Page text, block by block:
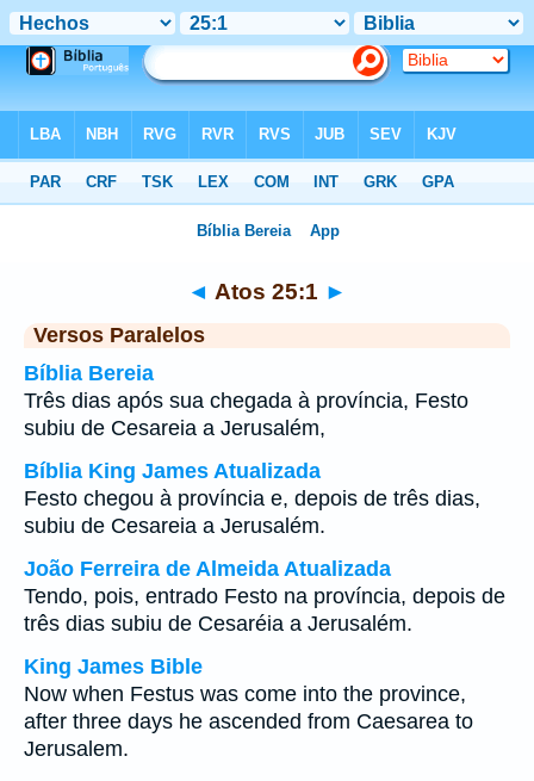
◄ Atos 25:1 ►
Versos Paralelos
Bíblia Bereia
Três dias após sua chegada à província, Festo
subiu de Cesareia a Jerusalém,
Bíblia King James Atualizada
Festo chegou à província e, depois de três dias,
subiu de Cesareia a Jerusalém.
João Ferreira de Almeida Atualizada
Tendo, pois, entrado Festo na província, depois de
três dias subiu de Cesaréia a Jerusalém.
King James Bible
Now when Festus was come into the province,
after three days he ascended from Caesarea to
Jerusalem.